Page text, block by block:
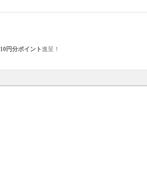
10円分ポイント進呈！